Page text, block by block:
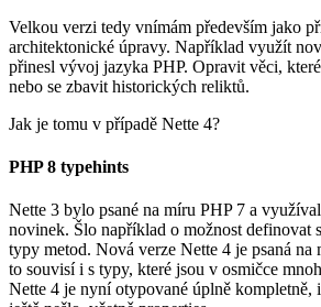
Velkou verzi tedy vnímám především jako
architektonické úpravy. Například využít
přinesl vývoj jazyka PHP. Opravit věci,
nebo se zbavit historických reliktů.
Jak je tomu v případě Nette 4?
PHP 8 typehints
Nette 3 bylo psané na míru PHP 7 a
novinek. Šlo například o možnost definovat
typy metod. Nová verze Nette 4 je psaná
to souvisí i s typy, které jsou v osmičce
Nette 4 je nyní otypované úplně kompletně,